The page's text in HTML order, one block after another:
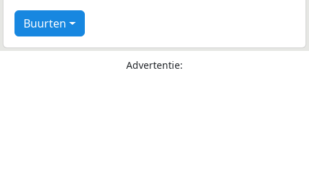
Buurten
Advertentie: